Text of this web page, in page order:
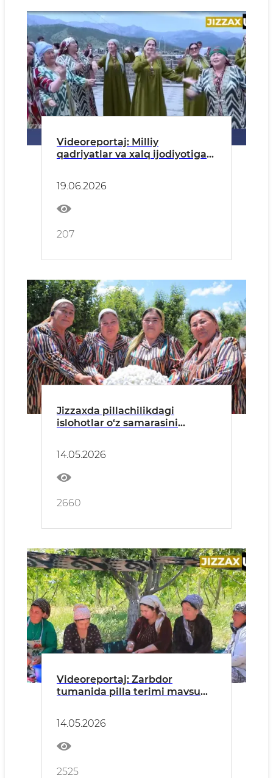
Videoreportaj: Milliy
qadriyatlar va xalq ijodiyotiga
19.06.2026
207
Jizzaxda pillachilikdagi
islohotlar o‘z samarasini
14.05.2026
2660
Videoreportaj: Zarbdor
tumanida pilla terimi mavsumi
14.05.2026
2525